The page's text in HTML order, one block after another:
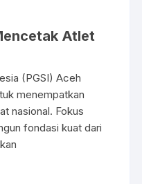
Atlet
(PGSI) Aceh
menempatkan
nasional. Fokus
fondasi kuat dari